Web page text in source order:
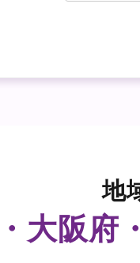
地
大阪府